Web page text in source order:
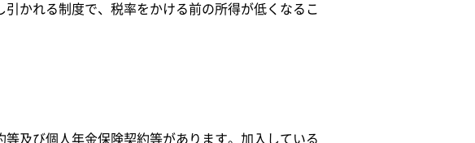
かれる制度で、税率をかける前の所得が低くなるこ
及び個人年金保険契約等があります。加入している